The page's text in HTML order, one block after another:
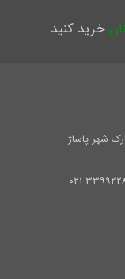
خرید کنید
شهر پاساژ